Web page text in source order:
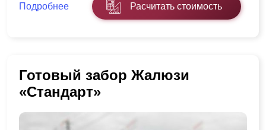
Подробнее Расчитать стоимость
Готовый забор Жалюзи
«Стандарт»